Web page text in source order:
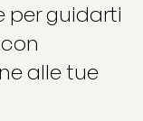
per guidarti
alle tue